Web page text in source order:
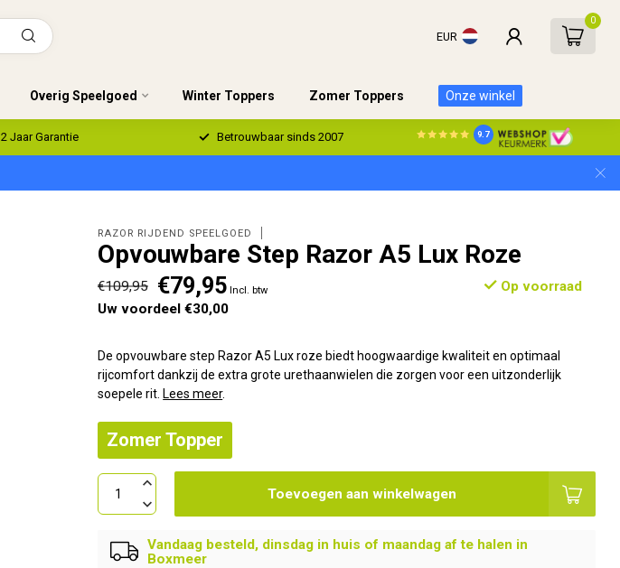
EUR
0
Overig Speelgoed Winter Toppers Zomer Toppers Onze winkel
2 Jaar Garantie Betrouwbaar sinds 2007 9.7
RAZOR RIJDEND SPEELGOED
Opvouwbare Step Razor A5 Lux Roze
€109,95 €79,95 Incl. btw
Op voorraad
Uw voordeel €30,00
De opvouwbare step Razor A5 Lux roze biedt hoogwaardige kwaliteit en optimaal
rijcomfort dankzij de extra grote urethaanwielen die zorgen voor een uitzonderlijk
soepele rit. Lees meer.
Zomer Topper
Toevoegen aan winkelwagen
Vandaag besteld, dinsdag in huis of maandag af te halen in
Boxmeer